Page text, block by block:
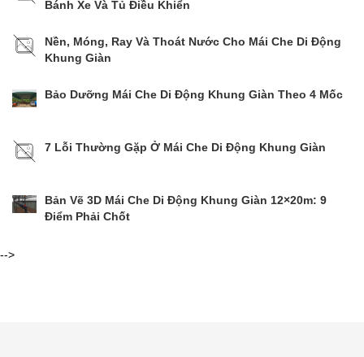
Bánh Xe Và Tủ Điều Khiển
Nền, Móng, Ray Và Thoát Nước Cho Mái Che Di Động
Khung Giàn
Bảo Dưỡng Mái Che Di Động Khung Giàn Theo 4 Mốc
7 Lỗi Thường Gặp Ở Mái Che Di Động Khung Giàn
Bản Vẽ 3D Mái Che Di Động Khung Giàn 12×20m: 9
Điểm Phải Chốt
-->